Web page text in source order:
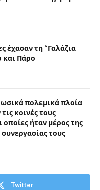
έχασαν τη “Γαλάζια
και Πάρο
πολεμικά πλοία
κοινές τους
οποίες ήταν μέρος της
τους
Twitter